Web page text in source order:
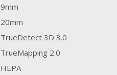
9mm
20mm
TrueDetect 3D 3.0
TrueMapping 2.0
HEPA